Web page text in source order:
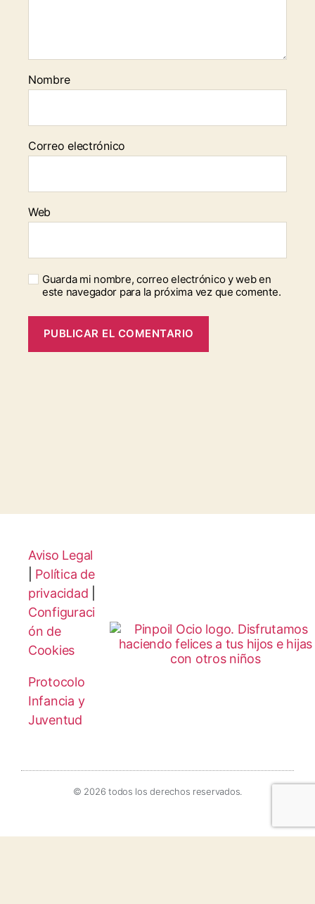
Nombre
Correo electrónico
Web
Guarda mi nombre, correo electrónico y web en
este navegador para la próxima vez que comente.
Aviso Legal
Política de
privacidad
Configuraci
ón de
Cookies
Protocolo
Infancia y
Juventud
© 2026 todos los derechos reservados.